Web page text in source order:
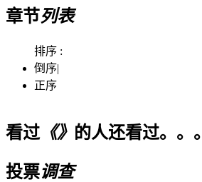
章节列表
排序 :
倒序|
正序
看过《》 的人还看过。。。
投票调查